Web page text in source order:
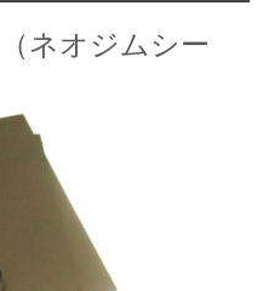
ネオジムシー